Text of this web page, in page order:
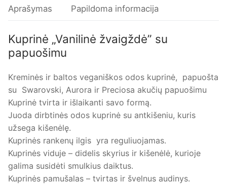
Aprašymas Papildoma informacija
Kuprinė „Vanilinė žvaigždė” su
papuošimu
Kreminės ir baltos veganiškos odos kuprinė, papuošta
su Swarovski, Aurora ir Preciosa akučių papuošimu
Kuprinė tvirta ir išlaikanti savo formą.
Juoda dirbtinės odos kuprinė su antkišeniu, kuris
užsega kišenėlę.
Kuprinės rankenų ilgis yra reguliuojamas.
Kuprinės viduje – didelis skyrius ir kišenėlė, kurioje
galima susidėti smulkius daiktus.
Kuprinės pamušalas – tvirtas ir švelnus audinys.